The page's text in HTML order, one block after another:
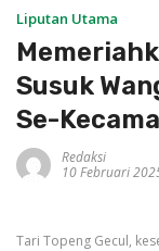
Liputan Utama
Susuk
Se-
Redaksi
10 Februari
Tari Topeng Gecul,